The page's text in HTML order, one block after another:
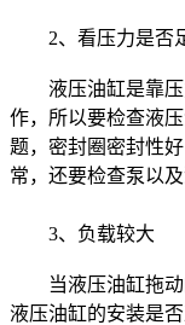
2、看压力是否
液压油缸是靠压
作，所以要检查液
题，密封圈密封性
常，还要检查泵以
3、负载较大
当液压油缸拖动
液压油缸的安装是